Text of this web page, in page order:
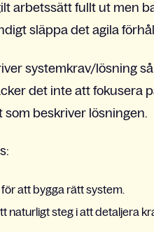
arbetssätt fullt ut men
släppa det agila
systemkrav/lösning
det inte att fokusera
som beskriver lösningen.
att bygga rätt system.
naturligt steg i att detaljera